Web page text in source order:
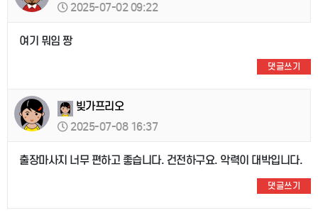
2025-07-02 09:22
여기 뭐임 짱
댓글쓰기
빚가프리오
2025-07-08 16:37
출장마사지 너무 편하고 좋습니다. 건전하구요. 악력이 대박입니다.
댓글쓰기